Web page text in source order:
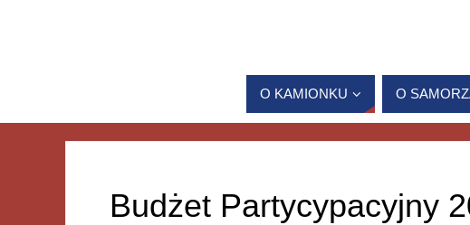
O KAMIONKU O
Budżet Partycypacyjny